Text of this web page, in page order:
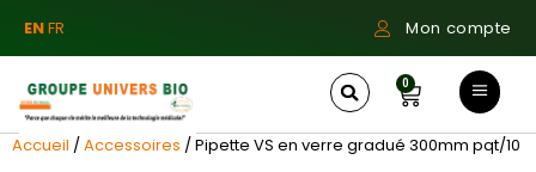
ENFR Mon compte
0
Accueil /Accessoires / Pipette VS en verre gradué 300mm pqt/10